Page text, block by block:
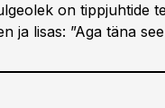
on tippjuhtide
ja lisas: ”Aga täna